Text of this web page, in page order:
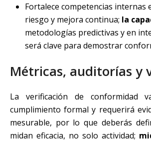
Fortalece competencias internas
riesgo y mejora continua; la
metodologías predictivas y en
será clave para demostrar
Métricas, auditorías y
La verificación de conformidad
cumplimiento formal y requerirá
mesurable, por lo que deberás
midan eficacia, no solo actividad;